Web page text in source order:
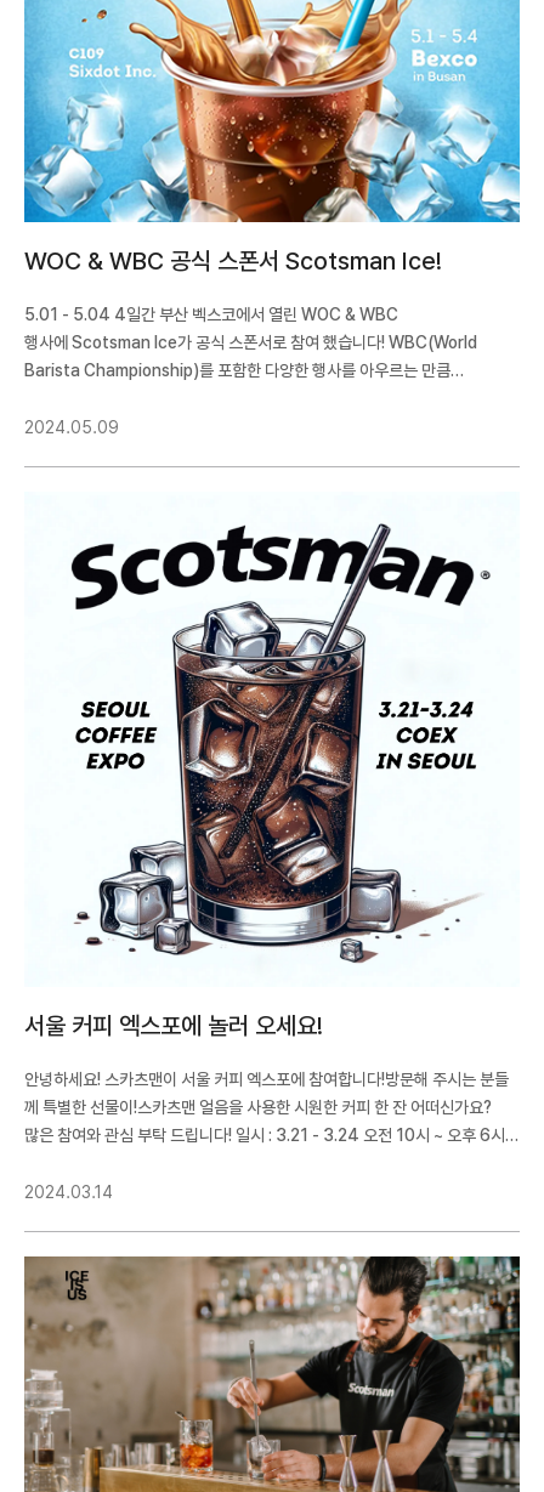
WOC & WBC 공식 스폰서 Scotsman Ice!
5.01 - 5.04 4일간 부산 벡스코에서 열린 WOC & WBC
행사에 Scotsman Ice가 공식 스폰서로 참여 했습니다! WBC(World
Barista Championship)를 포함한 다양한 행사를 아우르는 만큼
찾아올 만큼 성황리에 종료 되었습니다. 저희 Scotsman에서도 독립 부스를
세계적인 얼음 Scotsman과 함께하세요!
2024.05.09
서울 커피 엑스포에 놀러 오세요!
안녕하세요! 스카츠맨이 서울 커피 엑스포에 참여합니다!방문해 주시는 분들
께 특별한 선물이!스카츠맨 얼음을 사용한 시원한 커피 한 잔 어떠신가요?
많은 참여와 관심 부탁 드립니다! 일시 : 3.21 - 3.24 오전 10시 ~ 오후 6시 (
코엑스) A홀 600번 부스
2024.03.14